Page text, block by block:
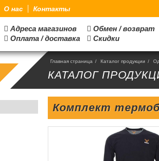
О нас Контакты
 Адреса магазинов  Обмен / возврат
 Оплата / доставка  Скидки
Главная страница / Каталог продукции /
КАТАЛОГ
Комплект